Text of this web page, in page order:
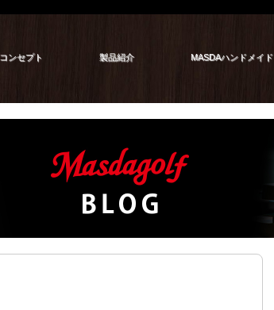
コンセプト 製品紹介 MASDAハンドメイド